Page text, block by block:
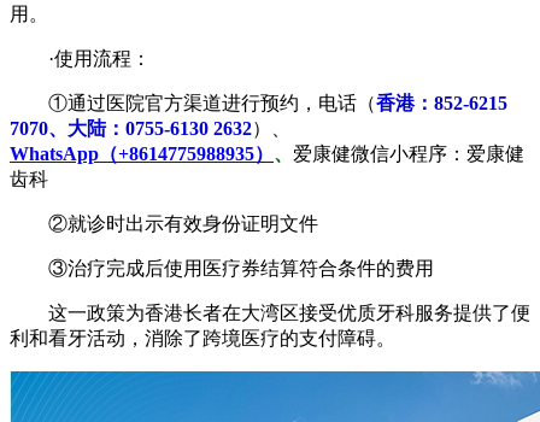
用。
·使用流程：
①通过医院官方渠道进行预约，电话（香港：852-6215
7070、大陆：0755-6130 2632）、
WhatsApp（+8614775988935） 、 爱康健微信小程序：爱康健
齿科
②就诊时出示有效身份证明文件
③治疗完成后使用医疗券结算符合条件的费用
这一政策为香港长者在大湾区接受优质牙科服务提供了便
利和看牙活动，消除了跨境医疗的支付障碍。